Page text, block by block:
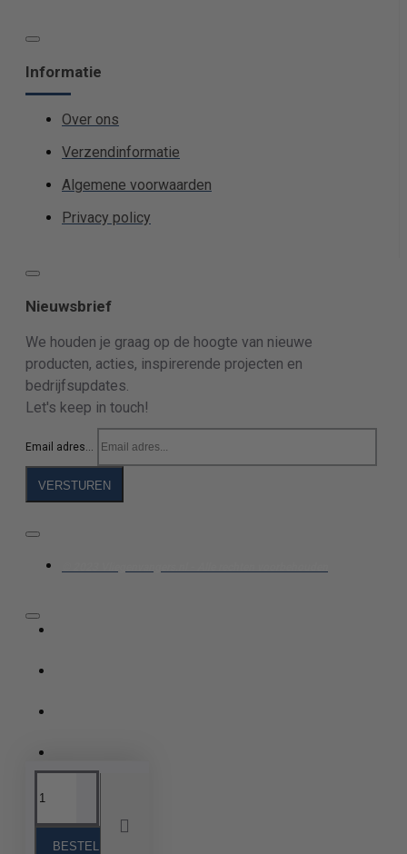
BESTELLEN
Informatie
Over ons
Verzendinformatie
Algemene voorwaarden
Privacy policy
Nieuwsbrief
We houden je graag op de hoogte van nieuwe
producten, acties, inspirerende projecten en
bedrijfsupdates.
Let's keep in touch!
Email adres...
VERSTUREN